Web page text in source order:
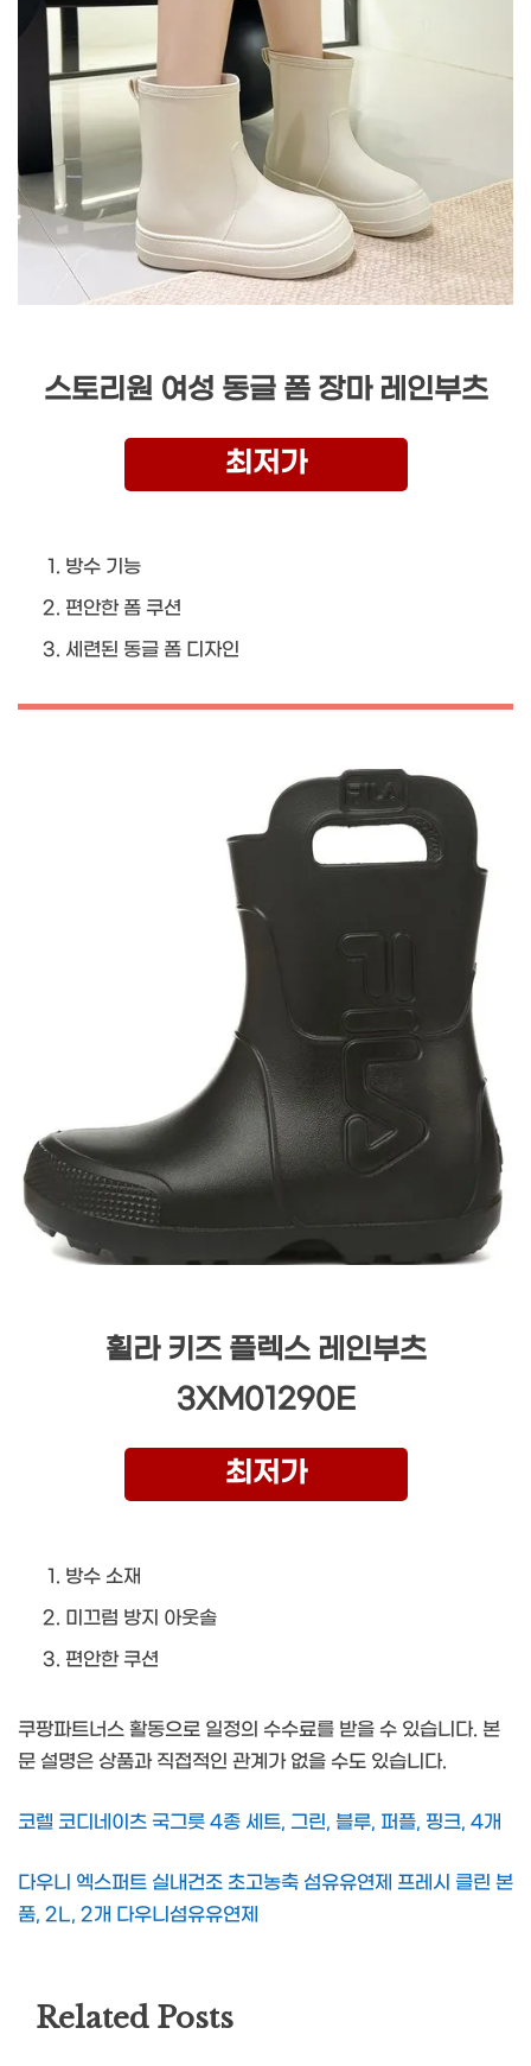
스토리원 여성 동글 폼 장마 레인부츠
최저가
방수 기능
편안한 폼 쿠션
세련된 동글 폼 디자인
휠라 키즈 플렉스 레인부츠
3XM01290E
최저가
방수 소재
미끄럼 방지 아웃솔
편안한 쿠션
쿠팡파트너스 활동으로 일정의 수수료를 받을 수 있습니다. 본
문 설명은 상품과 직접적인 관계가 없을 수도 있습니다.
코렐 코디네이츠 국그릇 4종 세트, 그린, 블루, 퍼플, 핑크, 4개
다우니 엑스퍼트 실내건조 초고농축 섬유유연제 프레시 클린 본
품, 2L, 2개 다우니섬유유연제
Related Posts